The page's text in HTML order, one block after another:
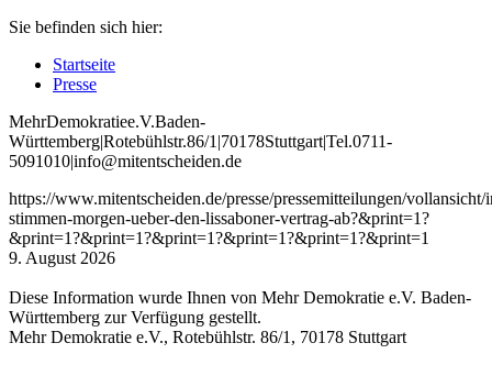
Sie befinden sich hier:
Startseite
Presse
MehrDemokratiee.V.Baden-
Württemberg|Rotebühlstr.86/1 |70178Stuttgart|Tel.0711-
5091010|info@mitentscheiden.de
https://www.mitentscheiden.de/presse/pressemitteilungen/vollansicht/
stimmen-morgen-ueber-den-lissaboner-vertrag-ab?&print=1?
&print=1?&print=1?&print=1?&print=1?&print=1?&print=1
9. August 2026
Diese Information wurde Ihnen von Mehr Demokratie e.V. Baden-
Württemberg zur Verfügung gestellt.
Mehr Demokratie e.V., Rotebühlstr. 86/1, 70178 Stuttgart